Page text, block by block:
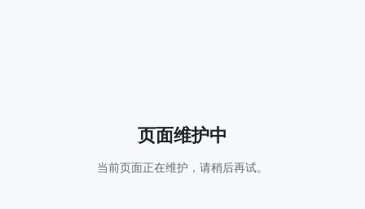
页面维护中
当前页面正在维护，请稍后再试。